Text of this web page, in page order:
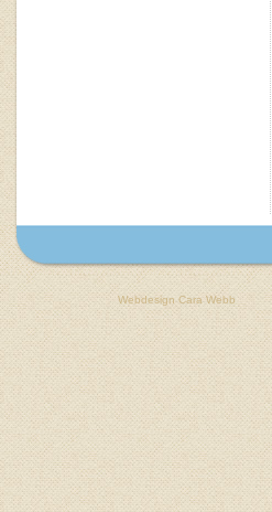
Webdesign Cara Webb